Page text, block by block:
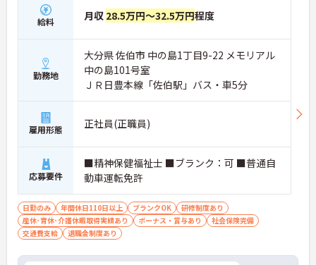
給料 月収 28.5万円～32.5万円程度
勤務地
大分県 佐伯市 中の島1丁目9-22 メモリアル
中の島101号室
ＪＲ日豊本線「佐伯駅」バス・車5分
雇用形態 正社員(正職員)
応募要件
■精神保健福祉士 ■ブランク：可 ■普通自
動車運転免許
日勤のみ 年間休日110日以上 ブランクOK
研修制度あり
産休･育休･介護休暇取得実績あり
ボーナス・賞与あり
社会保険完備
交通費支給
退職金制度あり